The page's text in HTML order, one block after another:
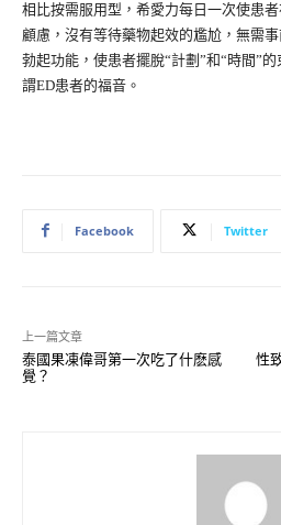
相比按需服用型，希愛力每日一次使患
顧慮，沒有等待藥物起效的尷尬，無需
勃起功能，使患者擺脫“計劃”和“時間”
謂ED患者的福音。
Facebook Twitter
上一篇文章
泰國果凍偉哥第一次吃了什麽感
覺？
性